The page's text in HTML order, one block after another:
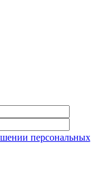
персональных